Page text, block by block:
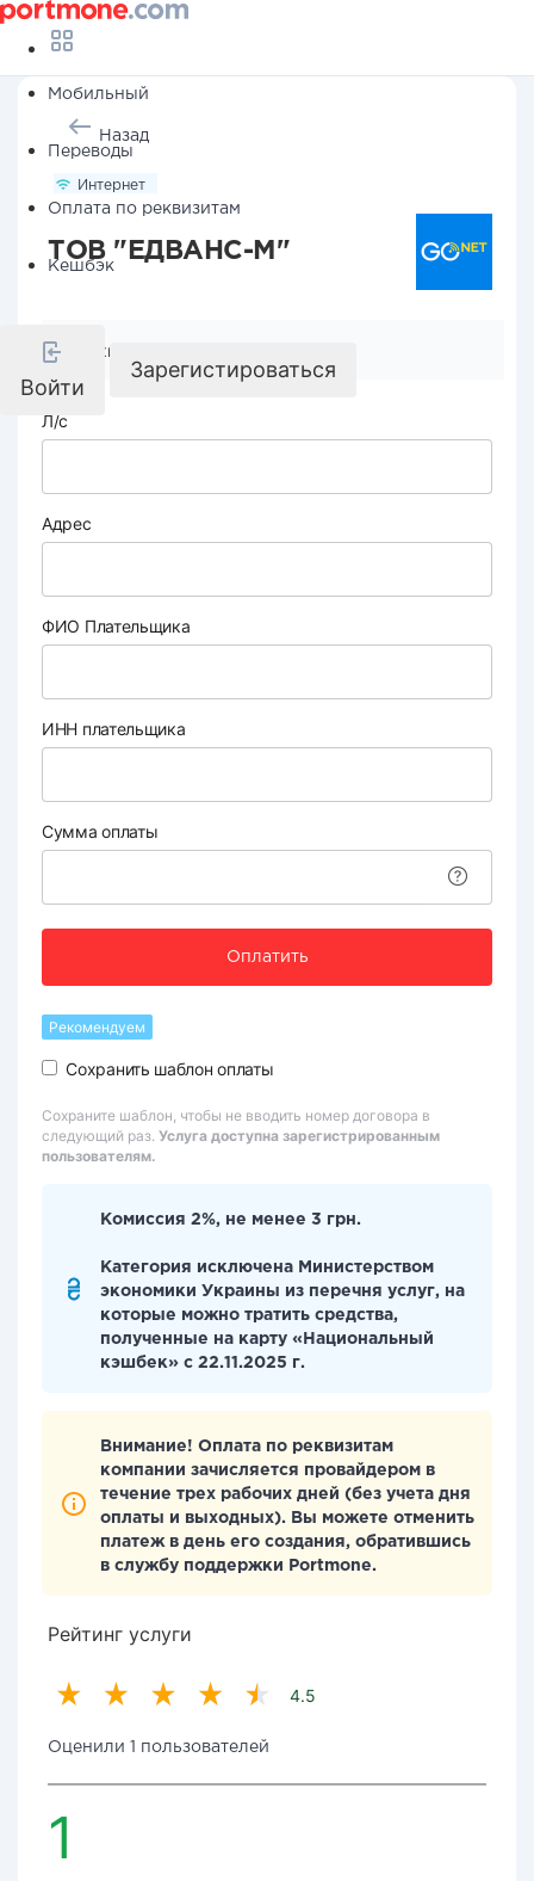
Мобильный
Переводы
Оплата по реквизитам
Кешбэк
Войти
Зарегистироваться
Назад
Интернет
ТОВ "ЕДВАНС-М"
Реквизиты компании
Л/с
Адрес
ФИО Плательщика
ИНН плательщика
Сумма оплаты
Оплатить
Рекомендуем
Сохранить шаблон оплаты
Сохраните шаблон, чтобы не вводить номер договора в
следующий раз. Услуга доступна зарегистрированным
пользователям.
Комиссия 2%, не менее 3 грн.
Категория исключена Министерством
экономики Украины из перечня услуг, на
которые можно тратить средства,
полученные на карту «Национальный
кэшбек» с 22.11.2025 г.
Внимание! Оплата по реквизитам
компании зачисляется провайдером в
течение трех рабочих дней (без учета дня
оплаты и выходных). Вы можете отменить
платеж в день его создания, обратившись
в службу поддержки Portmone.
Рейтинг услуги
4.5
Оценили 1 пользователей
1